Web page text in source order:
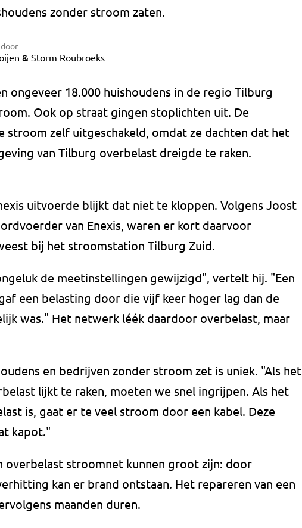
zonder stroom zaten.
& Storm Roubroeks
ongeveer 18.000 huishoudens in de regio Tilburg
Ook op straat gingen stoplichten uit. De
stroom zelf uitgeschakeld, omdat ze dachten dat het
van Tilburg overbelast dreigde te raken.
uitvoerde blijkt dat niet te kloppen. Volgens Joost
van Enexis, waren er kort daarvoor
bij het stroomstation Tilburg Zuid.
de meetinstellingen gewijzigd", vertelt hij. "Een
een belasting door die vijf keer hoger lag dan de
was." Het netwerk léék daardoor overbelast, maar
en bedrijven zonder stroom zet is uniek. "Als het
lijkt te raken, moeten we snel ingrijpen. Als het
is, gaat er te veel stroom door een kabel. Deze
kapot."
overbelast stroomnet kunnen groot zijn: door
kan er brand ontstaan. Het repareren van een
maanden duren.